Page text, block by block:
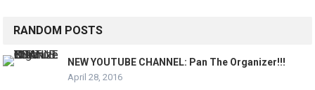
RANDOM POSTS
NEW YOUTUBE CHANNEL: Pan The Organizer!!!
April 28, 2016